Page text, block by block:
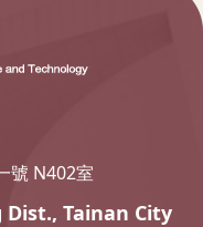
號 N402室
Tainan City